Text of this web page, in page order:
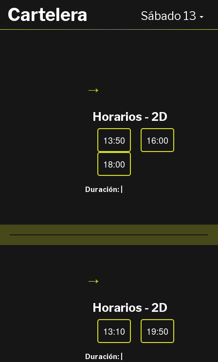
Cartelera Sábado 13
→
Horarios - 2D
13:50
16:00
18:00
Duración:
→
Horarios - 2D
13:10 19:50
Duración: